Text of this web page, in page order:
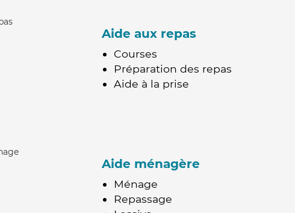
Aide aux repas
Courses
Préparation des repas
Aide à la prise
Aide ménagère
Ménage
Repassage